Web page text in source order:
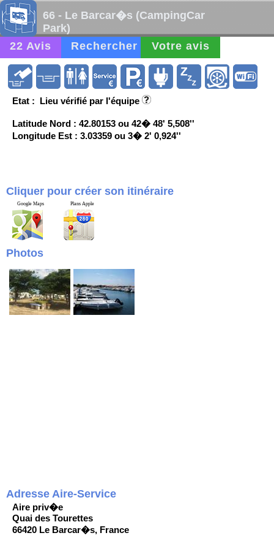
66 - Le Barcar�s (CampingCar
Park)
22 Avis
Rechercher Votre avis
Etat : Lieu vérifié par l'équipe
Latitude Nord : 42.80153 ou 42� 48' 5,508''
Longitude Est : 3.03359 ou 3� 2' 0,924''
Cliquer pour créer son itinéraire
Google Maps Plans Apple
Photos
Adresse Aire-Service
Aire priv�e
Quai des Tourettes
66420 Le Barcar�s, France